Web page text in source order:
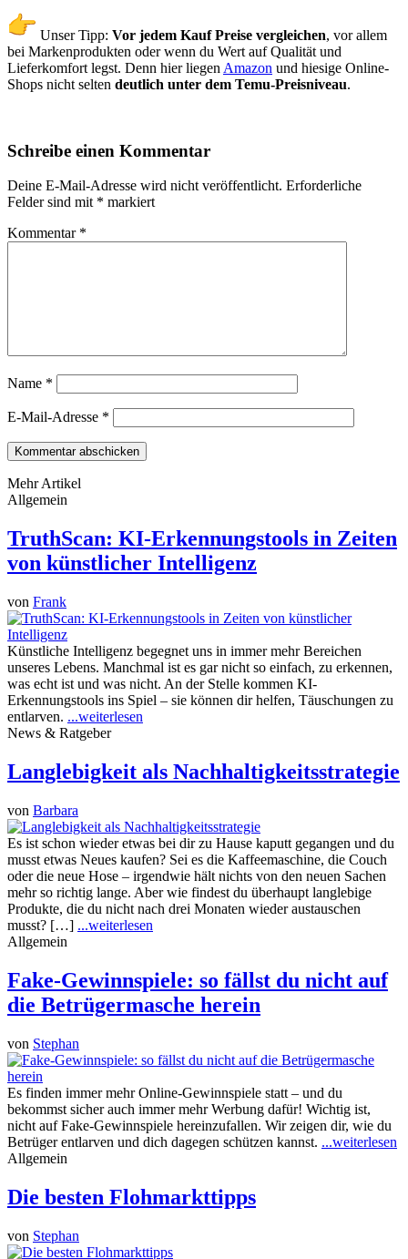
Unser Tipp: Vor jedem Kauf Preise vergleichen, vor allem
bei Markenprodukten oder wenn du Wert auf Qualität und
Lieferkomfort legst. Denn hier liegen Amazon und hiesige Online-
Shops nicht selten deutlich unter dem Temu-Preisniveau.
Schreibe einen Kommentar
Deine E-Mail-Adresse wird nicht veröffentlicht. Erforderliche
Felder sind mit * markiert
Kommentar *
Name *
E-Mail-Adresse *
Mehr Artikel
Allgemein
TruthScan: KI-Erkennungstools in Zeiten
von künstlicher Intelligenz
von Frank
Künstliche Intelligenz begegnet uns in immer mehr Bereichen
unseres Lebens. Manchmal ist es gar nicht so einfach, zu erkennen,
was echt ist und was nicht. An der Stelle kommen KI-
Erkennungstools ins Spiel – sie können dir helfen, Täuschungen zu
entlarven. ...weiterlesen
News & Ratgeber
Langlebigkeit als Nachhaltigkeitsstrategie
von Barbara
Es ist schon wieder etwas bei dir zu Hause kaputt gegangen und du
musst etwas Neues kaufen? Sei es die Kaffeemaschine, die Couch
oder die neue Hose – irgendwie hält nichts von den neuen Sachen
mehr so richtig lange. Aber wie findest du überhaupt langlebige
Produkte, die du nicht nach drei Monaten wieder austauschen
musst? […] ...weiterlesen
Allgemein
Fake-Gewinnspiele: so fällst du nicht auf
die Betrügermasche herein
von Stephan
Es finden immer mehr Online-Gewinnspiele statt – und du
bekommst sicher auch immer mehr Werbung dafür! Wichtig ist,
nicht auf Fake-Gewinnspiele hereinzufallen. Wir zeigen dir, wie du
Betrüger entlarven und dich dagegen schützen kannst. ...weiterlesen
Allgemein
Die besten Flohmarkttipps
von Stephan